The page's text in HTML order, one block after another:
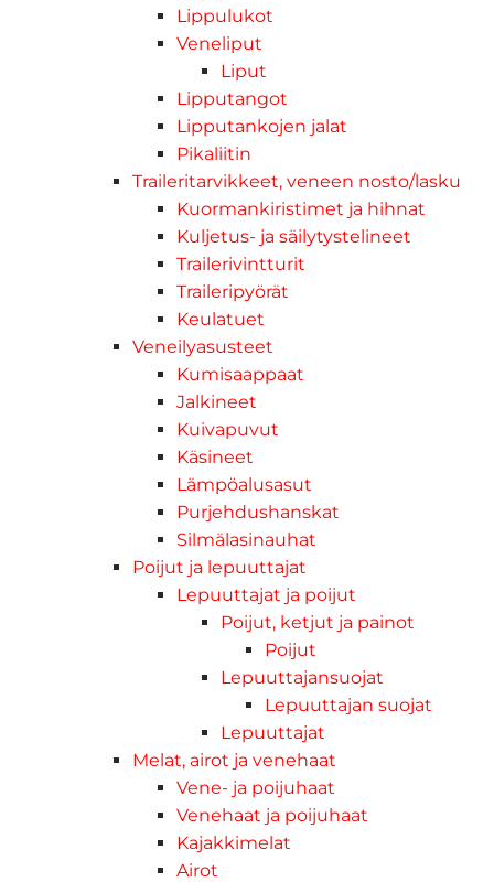
Lippulukot
Veneliput
Liput
Lipputangot
Lipputankojen jalat
Pikaliitin
Traileritarvikkeet, veneen nosto/lasku
Kuormankiristimet ja hihnat
Kuljetus- ja säilytystelineet
Trailerivintturit
Traileripyörät
Keulatuet
Veneilyasusteet
Kumisaappaat
Jalkineet
Kuivapuvut
Käsineet
Lämpöalusasut
Purjehdushanskat
Silmälasinauhat
Poijut ja lepuuttajat
Lepuuttajat ja poijut
Poijut, ketjut ja painot
Poijut
Lepuuttajansuojat
Lepuuttajan suojat
Lepuuttajat
Melat, airot ja venehaat
Vene- ja poijuhaat
Venehaat ja poijuhaat
Kajakkimelat
Airot